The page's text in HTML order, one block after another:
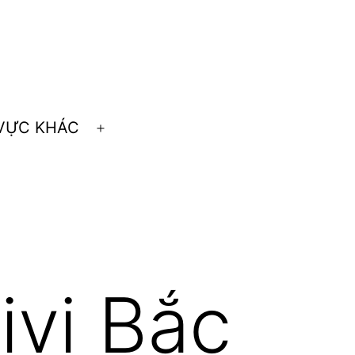
KHÁC
Bắc